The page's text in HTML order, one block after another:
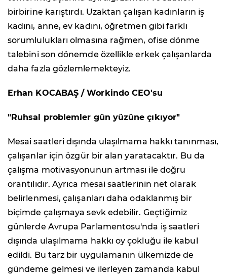
birbirine karıştırdı. Uzaktan çalışan kadınların iş
kadını, anne, ev kadını, öğretmen gibi farklı
sorumlulukları olmasına rağmen, ofise dönme
talebini son dönemde özellikle erkek çalışanlarda
daha fazla gözlemlemekteyiz.
Erhan KOCABAŞ / Workindo CEO'su
"Ruhsal problemler gün yüzüne çıkıyor"
Mesai saatleri dışında ulaşılmama hakkı tanınması,
çalışanlar için özgür bir alan yaratacaktır. Bu da
çalışma motivasyonunun artması ile doğru
orantılıdır. Ayrıca mesai saatlerinin net olarak
belirlenmesi, çalışanları daha odaklanmış bir
biçimde çalışmaya sevk edebilir. Geçtiğimiz
günlerde Avrupa Parlamentosu'nda iş saatleri
dışında ulaşılmama hakkı oy çokluğu ile kabul
edildi. Bu tarz bir uygulamanın ülkemizde de
gündeme gelmesi ve ilerleyen zamanda kabul